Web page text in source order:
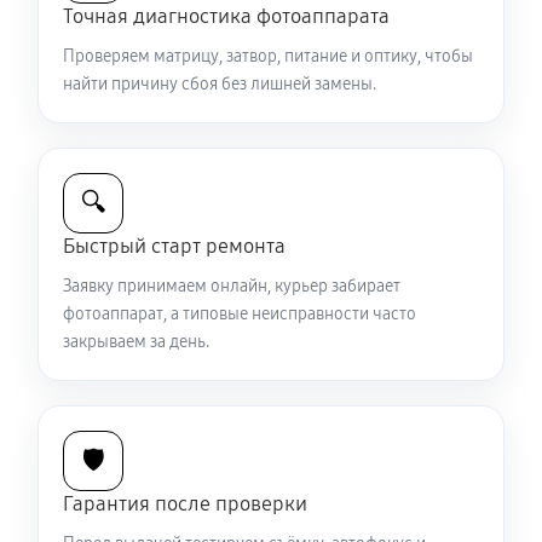
2040 руб 60 минут
Комплексная чистка фотоаппарата Sony RX10 III
Программный ремонт фотоаппарата Sony RX10 III
Точная диагностика фотоаппарата
Проверяем матрицу, затвор, питание и оптику, чтобы
найти причину сбоя без лишней замены.
🔍
Быстрый старт ремонта
Заявку принимаем онлайн, курьер забирает
фотоаппарат, а типовые неисправности часто
закрываем за день.
🛡️
Гарантия после проверки